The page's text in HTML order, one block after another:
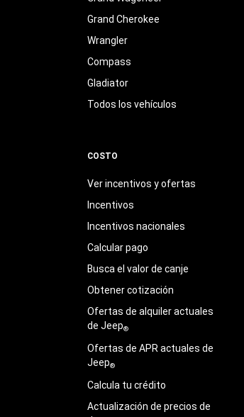
Grand Cherokee
Wrangler
Compass
Gladiator
Todos los vehículos
COSTO
Ver incentivos y ofertas
Incentivos
Incentivos nacionales
Calcular pago
Busca el valor de canje
Obtener cotización
Ofertas de alquiler actuales
de Jeep®
Ofertas de APR actuales de
Jeep®
Calcula tu crédito
Actualización de precios de